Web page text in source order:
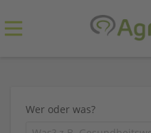
Wer oder was?